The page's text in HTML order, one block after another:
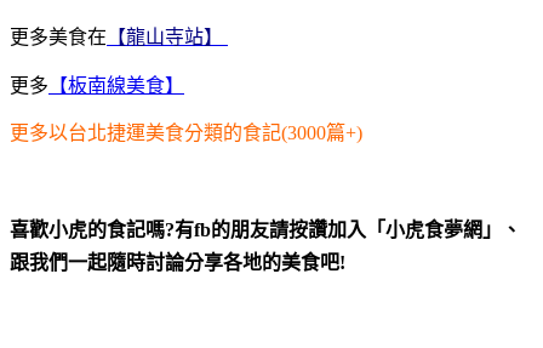
更多美食在 【龍山寺站】
更多 【板南線美食】
更多以台北捷運美食分類的食記(3000篇+)
喜歡小虎的食記嗎?有fb的朋友請按讚加入「小虎食夢網」、
跟我們一起隨時討論分享各地的美食吧!